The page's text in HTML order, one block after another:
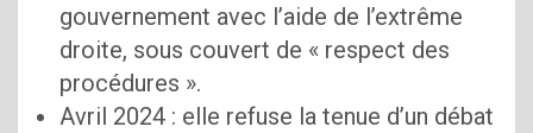
gouvernement avec l’aide de l’extrême
droite, sous couvert de « respect des
procédures ».
Avril 2024 : elle refuse la tenue d’un débat